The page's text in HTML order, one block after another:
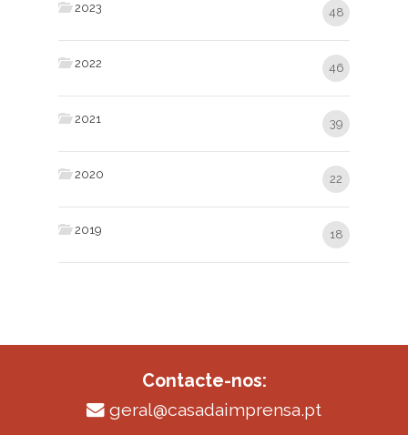
2023 48
2022 46
2021 39
2020 22
2019 18
Contacte-nos:
geral@casadaimprensa.pt